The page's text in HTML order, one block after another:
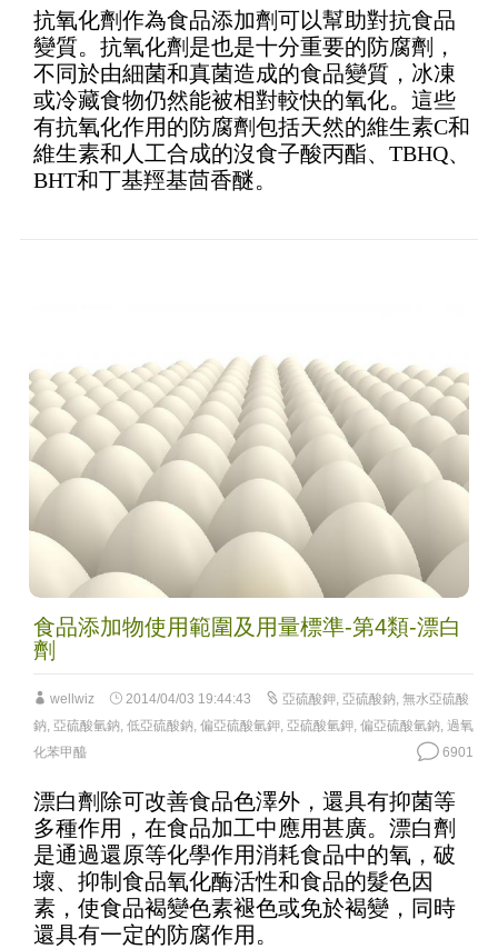
抗氧化劑作為食品添加劑可以幫助對抗食品
變質。抗氧化劑是也是十分重要的防腐劑，
不同於由細菌和真菌造成的食品變質，冰凍
或冷藏食物仍然能被相對較快的氧化。這些
有抗氧化作用的防腐劑包括天然的維生素C和
維生素和人工合成的沒食子酸丙酯、TBHQ、
BHT和丁基羥基茴香醚。
食品添加物使用範圍及用量標準-第4類-漂白
劑
wellwiz 2014/04/03 19:44:43 亞硫酸鉀, 亞硫酸鈉, 無水亞硫酸
鈉, 亞硫酸氫鈉, 低亞硫酸鈉, 偏亞硫酸氫鉀, 亞硫酸氫鉀, 偏亞硫酸氫鈉, 過氧
化苯甲醯
6901
漂白劑除可改善食品色澤外，還具有抑菌等
多種作用，在食品加工中應用甚廣。漂白劑
是通過還原等化學作用消耗食品中的氧，破
壞、抑制食品氧化酶活性和食品的髮色因
素，使食品褐變色素褪色或免於褐變，同時
還具有一定的防腐作用。